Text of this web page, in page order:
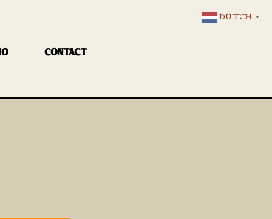
CONTACT
DUTCH ▼